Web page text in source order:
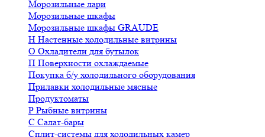
Морозильные лари
Морозильные шкафы
Морозильные шкафы GRAUDE
Н Настенные холодильные витрины
О Охладители для бутылок
П Поверхности охлаждаемые
Покупка б/у холодильного оборудования
Прилавки холодильные мясные
Продуктоматы
Р Рыбные витрины
С Салат-бары
Сплит-системы для холодильных камер